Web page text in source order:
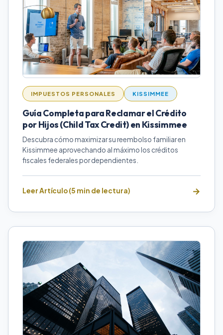
IMPUESTOS PERSONALES KISSIMMEE
Guía Completa para Reclamar el Crédito
por Hijos (Child Tax Credit) en Kissimmee
Descubra cómo maximizar su reembolso familiar en
Kissimmee aprovechando al máximo los créditos
fiscales federales por dependientes.
Leer Artículo (5 min de lectura)